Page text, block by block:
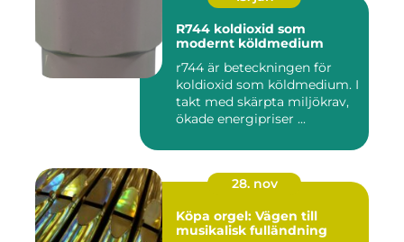
R744 koldioxid som
modernt köldmedium
r744 är beteckningen för
koldioxid som köldmedium. I
takt med skärpta miljökrav,
ökade energipriser ...
28. nov
Köpa orgel: Vägen till
musikalisk fulländning